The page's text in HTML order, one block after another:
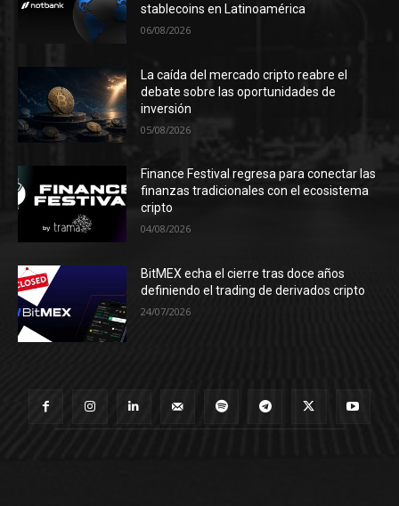
stablecoins en Latinoamérica
06/08/2026
La caída del mercado cripto reabre el
debate sobre las oportunidades de
inversión
05/08/2026
Finance Festival regresa para conectar las
finanzas tradicionales con el ecosistema
cripto
04/08/2026
BitMEX echa el cierre tras doce años
definiendo el trading de derivados cripto
24/07/2026